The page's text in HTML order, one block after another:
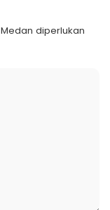
Medan diperlukan